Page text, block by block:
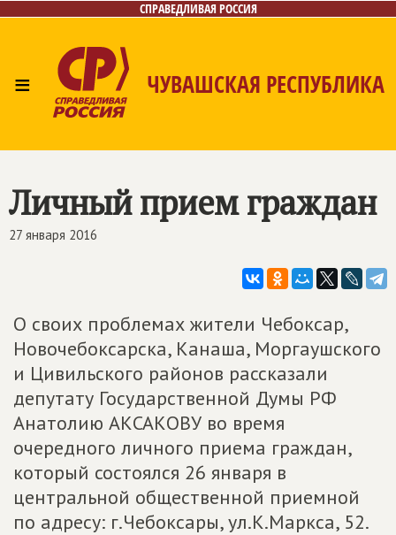
СПРАВЕДЛИВАЯ РОССИЯ
≡ ЧУВАШСКАЯ РЕСПУБЛИКА
Личный прием граждан
27 января 2016
О своих проблемах жители Чебоксар,
Новочебоксарска, Канаша, Моргаушского
и Цивильского районов рассказали
депутату Государственной Думы РФ
Анатолию АКСАКОВУ во время
очередного личного приема граждан,
который состоялся 26 января в
центральной общественной приемной
по адресу: г.Чебоксары, ул.К.Маркса, 52.